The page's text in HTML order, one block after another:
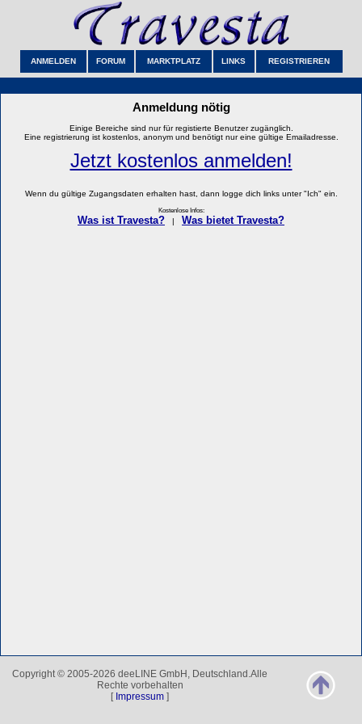
ANMELDEN FORUM MARKTPLATZ LINKS REGISTRIEREN
Anmeldung nötig
Einige Bereiche sind nur für registierte Benutzer zugänglich.
Eine registrierung ist kostenlos, anonym und benötigt nur eine gültige Emailadresse.
Jetzt kostenlos anmelden!
Wenn du gültige Zugangsdaten erhalten hast, dann logge dich links unter "Ich" ein.
Kostenlose Infos:
Was ist Travesta? Was bietet Travesta?
Copyright © 2005-2026 deeLINE GmbH, Deutschland.Alle
Rechte vorbehalten
[ Impressum ]